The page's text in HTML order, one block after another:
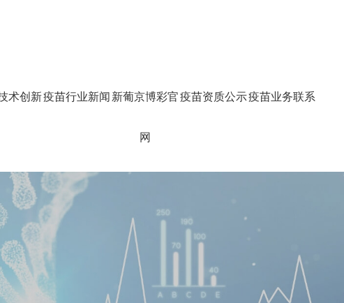
术创新疫苗行业新闻 新葡京博彩官
网
疫苗资质公示疫苗业务联系